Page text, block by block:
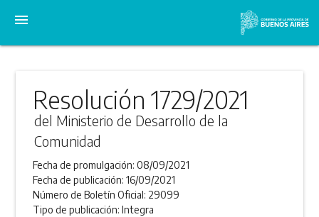
menu
Resolución 1729/2021
del Ministerio de Desarrollo de la
Comunidad
Fecha de promulgación:08/09/2021
Fecha de publicación:16/09/2021
Número de Boletín Oficial: 29099
Tipo de publicación:Integra